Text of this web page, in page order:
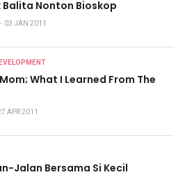
Balita Nonton Bioskop
・ 03 JAN 2011
What I Learned From The
APR 2011
Jalan Bersama Si Kecil